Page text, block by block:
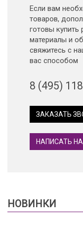
Если вам
товаров,
готовы
материалы и
свяжитесь с
вас способом
8 (495)
ЗАКАЗАТЬ
НАПИСАТЬ
НОВИНКИ